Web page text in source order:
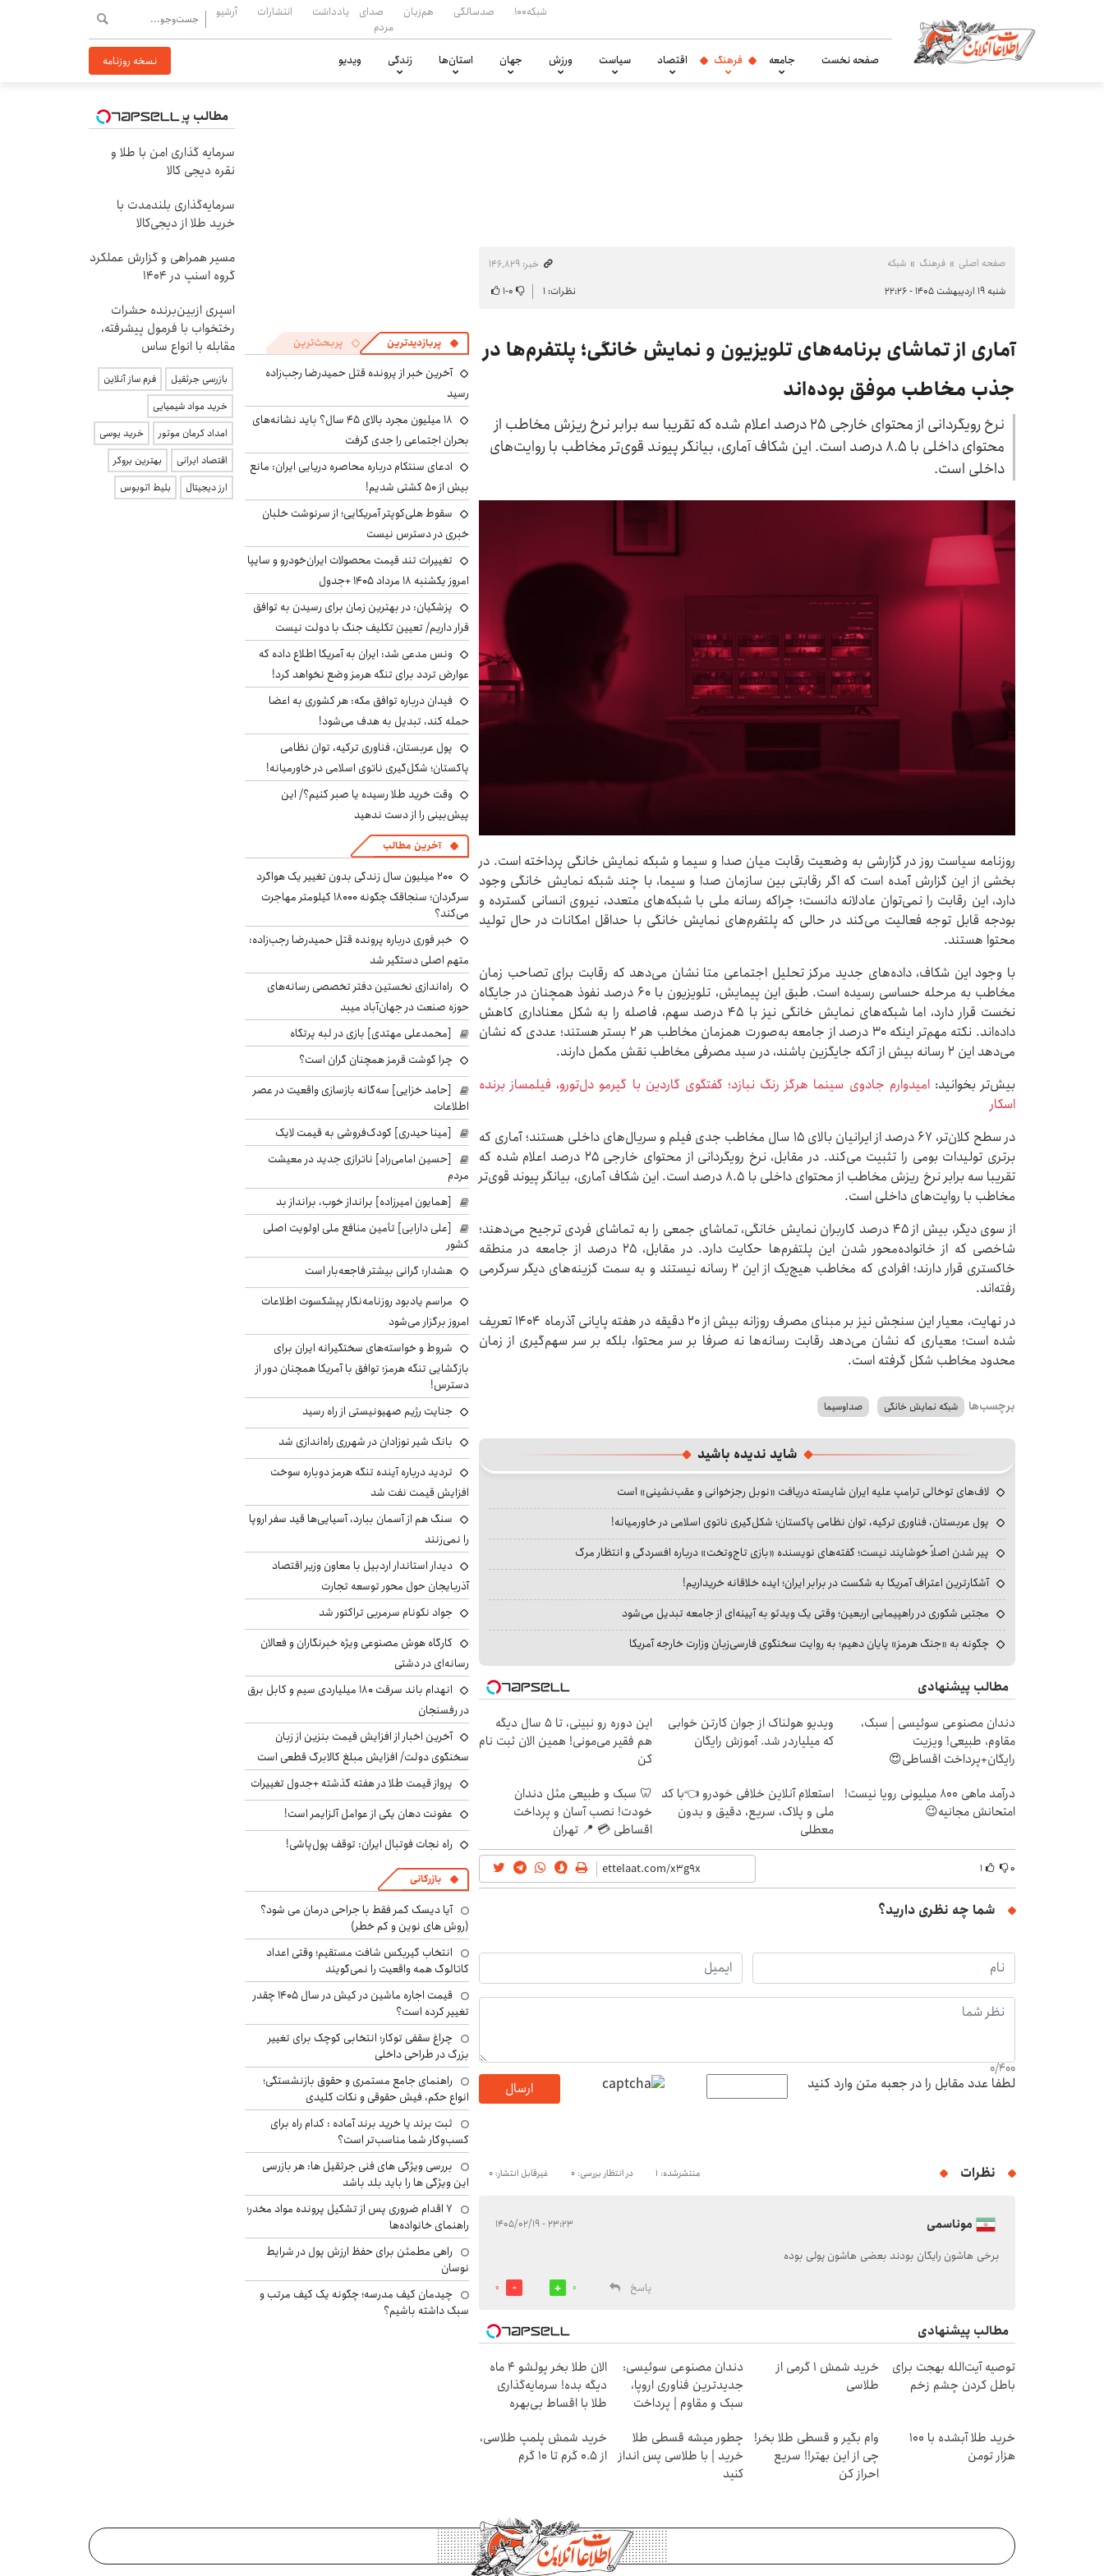
شبکه۱۰۰ صدسالگی هم‌زبان
صدای
مردم
یادداشت انتشارات آرشیو
صفحه نخست جامعه فرهنگ اقتصاد سیاست ورزش جهان استان‌ها زندگی ویدیو نسخه روزنامه
صفحه اصلی فرهنگ شبکه
خبر: ۱۴۶٬۸۲۹
شنبه ۱۹ اردیبهشت ۱۴۰۵ - ۲۲:۲۶
نظرات: ۱ ۰-۱
آماری از تماشای برنامه‌های تلویزیون و نمایش خانگی؛ پلتفرم‌ها در
جذب مخاطب موفق بوده‌اند
نرخ رویگردانی از محتوای خارجی ۲۵ درصد اعلام شده که تقریبا سه برابر نرخ ریزش مخاطب از
محتوای داخلی با ۸.۵ درصد است. این شکاف آماری، بیانگر پیوند قوی‌تر مخاطب با روایت‌های
داخلی است.
روزنامه سیاست روز در گزارشی به وضعیت رقابت میان صدا و سیما و شبکه‌ نمایش خانگی پرداخته است. در
بخشی از این گزارش آمده است که اگر رقابتی بین سازمان صدا و سیما، با چند شبکه نمایش خانگی وجود
دارد، این رقابت را نمی‌توان عادلانه دانست؛ چراکه رسانه ملی با شبکه‌های متعدد، نیروی انسانی گسترده و
بودجه قابل توجه فعالیت می‌کند در حالی که پلتفرم‌های نمایش خانگی با حداقل امکانات در حال تولید
محتوا هستند.
با وجود این شکاف، داده‌های جدید مرکز تحلیل اجتماعی متا نشان می‌دهد که رقابت برای تصاحب زمان
مخاطب به مرحله حساسی رسیده است. طبق این پیمایش، تلویزیون با ۶۰ درصد نفوذ همچنان در جایگاه
نخست قرار دارد، اما شبکه‌های نمایش خانگی نیز با ۴۵ درصد سهم، فاصله را به شکل معناداری کاهش
داده‌اند. نکته مهم‌تر اینکه ۳۰ درصد از جامعه به‌صورت همزمان مخاطب هر ۲ بستر هستند؛ عددی که نشان
می‌دهد این ۲ رسانه بیش از آنکه جایگزین باشند، در سبد مصرفی مخاطب نقش مکمل دارند.
بیش‌تر بخوانید:امیدوارم جادوی سینما هرگز رنگ نبازد؛ گفتگوی گاردین با گیرمو دل‌تورو، فیلمساز برنده
اسکار
در سطح کلان‌تر، ۶۷ درصد از ایرانیان بالای ۱۵ سال مخاطب جدی فیلم و سریال‌های داخلی هستند؛ آماری که
برتری تولیدات بومی را تثبیت می‌کند. در مقابل، نرخ رویگردانی از محتوای خارجی ۲۵ درصد اعلام شده که
تقریبا سه برابر نرخ ریزش مخاطب از محتوای داخلی با ۸.۵ درصد است. این شکاف آماری، بیانگر پیوند قوی‌تر
مخاطب با روایت‌های داخلی است.
از سوی دیگر، بیش از ۴۵ درصد کاربران نمایش خانگی، تماشای جمعی را به تماشای فردی ترجیح می‌دهند؛
شاخصی که از خانواده‌محور شدن این پلتفرم‌ها حکایت دارد. در مقابل، ۲۵ درصد از جامعه در منطقه
خاکستری قرار دارند؛ افرادی که مخاطب هیچ‌یک از این ۲ رسانه نیستند و به سمت گزینه‌های دیگر سرگرمی
رفته‌اند.
در نهایت، معیار این سنجش نیز بر مبنای مصرف روزانه بیش از ۲۰ دقیقه در هفته پایانی آذرماه ۱۴۰۴ تعریف
شده است؛ معیاری که نشان می‌دهد رقابت رسانه‌ها نه صرفا بر سر محتوا، بلکه بر سر سهم‌گیری از زمان
محدود مخاطب شکل گرفته است.
برچسب‌ها شبکه نمایش خانگی صداوسیما
شاید ندیده باشید
لاف‌های توخالی ترامپ علیه ایران شایسته دریافت «نوبل رجزخوانی و عقب‌نشینی» است
پول عربستان، فناوری ترکیه، توان نظامی پاکستان؛ شکل‌گیری ناتوی اسلامی در خاورمیانه!
پیر شدن اصلاً خوشایند نیست؛ گفته‌های نویسنده «بازی تاج‌وتخت» درباره افسردگی و انتظار مرگ
آشکارترین اعتراف آمریکا به شکست در برابر ایران؛ ایده خلاقانه خریداریم!
مجتبی شکوری در راهپیمایی اربعین؛ وقتی یک ویدئو به آیینه‌ای از جامعه تبدیل می‌شود
چگونه به «جنگ هرمز» پایان دهیم؛ به روایت سخنگوی فارسی‌زبان وزارت خارجه آمریکا
مطالب پیشنهادی
دندان مصنوعی سوئیسی | سبک،
مقاوم، طبیعی! ویزیت
رایگان+پرداخت اقساطی😍
ویدیو هولناک از جوان کارتن خوابی
که میلیاردر شد. آموزش رایگان
این دوره رو نبینی، تا 5 سال دیگه
هم فقیر می‌مونی! همین الان ثبت نام
کن
درآمد ماهی 800 میلیونی رویا نیست!
امتحانش مجانیه😉
استعلام آنلاین خلافی خودرو 👈با کد
ملی و پلاک، سریع، دقیق و بدون
معطلی
🦷 سبک و طبیعی مثل دندان
خودت! نصب آسان و پرداخت
اقساطی 💳 📍 تهران
۰ ۱
شما چه نظری دارید؟
0/400
لطفا عدد مقابل را در جعبه متن وارد کنید ارسال
نظرات منتشرشده: 1 در انتظار بررسی: 0 غیرقابل انتشار: 0
موناسمی ۲۳:۲۳ - ۱۴۰۵/۰۲/۱۹
برخی هاشون رایگان بودند بعضی هاشون پولی بوده
پاسخ
0
0
مطالب پیشنهادی
توصیه آیت‌الله بهجت برای
باطل کردن چشم زخم
خرید شمش 1 گرمی از
طلاسی
دندان مصنوعی سوئیسی:
جدیدترین فناوری اروپا،
سبک و مقاوم | پرداخت
الان طلا بخر پولشو 4 ماه
دیگه بده! سرمایه‌گذاری
طلا با اقساط بی‌بهره
خرید طلا آبشده با 100
هزار تومن
وام بگیر و قسطی طلا بخر!
چی از این بهتر!! سریع
احراز کن
چطور میشه قسطی طلا
خرید | با طلاسی پس انداز
کنید
خرید شمش پلمپ طلاسی،
از ۰.۵ گرم تا ۱۰ گرم
پربازدیدترین پربحث‌ترین
آخرین خبر از پرونده قتل حمیدرضا رجب‌زاده
رسید
۱۸ میلیون مجرد بالای ۴۵ سال؟ باید نشانه‌های
بحران اجتماعی را جدی گرفت
ادعای سنتکام درباره محاصره دریایی ایران: مانع
بیش از ۵۰ کشتی شدیم!
سقوط هلی‌کوپتر آمریکایی؛ از سرنوشت خلبان
خبری در دسترس نیست
تغییرات تند قیمت محصولات ایران‌خودرو و سایپا
امروز یکشنبه ۱۸ مرداد ۱۴۰۵ +جدول
پزشکیان‌: در بهترین زمان برای رسیدن به توافق
قرار داریم/ تعیین تکلیف جنگ با دولت نیست
ونس مدعی شد: ایران به آمریکا اطلاع داده که
عوارض تردد برای تنگه هرمز وضع نخواهد کرد!
فیدان درباره توافق مکه: هر کشوری به اعضا
حمله کند، تبدیل به هدف می‌شود!
پول عربستان، فناوری ترکیه، توان نظامی
پاکستان؛ شکل‌گیری ناتوی اسلامی در خاورمیانه!
وقت خرید طلا رسیده یا صبر کنیم؟/ این
پیش‌بینی را از دست ندهید
آخرین مطالب
۲۰۰ میلیون سال زندگی بدون تغییر یک هواگرد
سرگردان؛ سنجاقک‌ چگونه ۱۸۰۰۰ کیلومتر مهاجرت
می‌کند؟
خبر فوری درباره پرونده قتل حمیدرضا رجب‌زاده:
متهم اصلی دستگیر شد
راه‌اندازی نخستین دفتر تخصصی رسانه‌های
حوزه صنعت در جهان‌آباد میبد
[محمدعلی مهتدی] بازی در لبه پرتگاه
چرا گوشت قرمز همچنان گران است؟
[حامد خزایی] سه‌گانه بازسازی واقعیت در عصر
اطلاعات
[مینا حیدری] کودک‌فروشی به قیمت لایک
[حسین امامی‌راد] ناترازی جدید در معیشت
مردم
[همایون امیرزاده] برانداز خوب، برانداز بد
[علی دارابی] تأمین منافع ملی اولویت اصلی
کشور
هشدار: گرانی بیشتر فاجعه‌بار است
مراسم یادبود روزنامه‌نگار پیشکسوت اطلاعات
امروز برگزار می‌شود
شروط و خواسته‌های سختگیرانه ایران برای
بازگشایی تنگه هرمز؛ توافق با آمریکا همچنان دور از
دسترس!
جنایت رژیم صهیونیستی از راه رسید
بانک شیر نوزادان در شهرری راه‌اندازی شد
تردید درباره آینده تنگه هرمز دوباره سوخت
افزایش قیمت نفت شد
سنگ هم از آسمان ببارد، آسیایی‌ها قید سفر اروپا
را نمی‌زنند
دیدار استاندار اردبیل با معاون وزیر اقتصاد
آذربایجان حول محور توسعه تجارت
جواد نکونام سرمربی تراکتور شد
کارگاه هوش مصنوعی ویژه خبرنگاران و فعالان
رسانه‌ای در دشتی
انهدام باند سرقت ۱۸۰ میلیاردی سیم و کابل برق
در رفسنجان
آخرین اخبار از افزایش قیمت بنزین از زبان
سخنگوی دولت/ افزایش مبلغ کالابرگ قطعی است
پرواز قیمت طلا در هفته گذشته +جدول تغییرات
عفونت دهان یکی از عوامل آلزایمر است!
راه نجات فوتبال ایران: توقف پول‌پاشی!
بازرگانی
آیا دیسک کمر فقط با جراحی درمان می شود؟
(روش های نوین و کم خطر)
انتخاب گیربکس شافت مستقیم؛ وقتی اعداد
کاتالوگ همه واقعیت را نمی‌گویند
قیمت اجاره ماشین در کیش در سال ۱۴۰۵ چقدر
تغییر کرده است؟
چراغ سقفی توکار؛ انتخابی کوچک برای تغییر
بزرگ در طراحی داخلی
راهنمای جامع مستمری و حقوق بازنشستگی؛
انواع حکم، فیش حقوقی و نکات کلیدی
ثبت برند یا خرید برند آماده : کدام راه برای
کسب‌وکار شما مناسب‌تر است؟
بررسی ویژگی های فنی جرثقیل ها: هر بازرسی
این ویژگی ها را باید بلد باشد
۷ اقدام ضروری پس از تشکیل پرونده مواد مخدر؛
راهنمای خانواده‌ها
راهی مطمئن برای حفظ ارزش پول در شرایط
نوسان
چیدمان کیف مدرسه؛ چگونه یک کیف مرتب و
سبک داشته باشیم؟
مطالب پیشنهادی
سرمایه گذاری امن با طلا و
نقره دیجی کالا
سرمایه‌گذاری بلندمدت با
خرید طلا از دیجی‌کالا
مسیر همراهی و گزارش عملکرد
گروه اسنپ در ۱۴۰۴
اسپری ازبین‌برنده حشرات
رختخواب با فرمول پیشرفته،
مقابله با انواع ساس
بازرسی جرثقیل
فرم ساز آنلاین
خرید مواد شیمیایی
امداد کرمان موتور
خرید یوسی
اقتصاد ایرانی
بهترین بروکر
ارز دیجیتال
بلیط اتوبوس